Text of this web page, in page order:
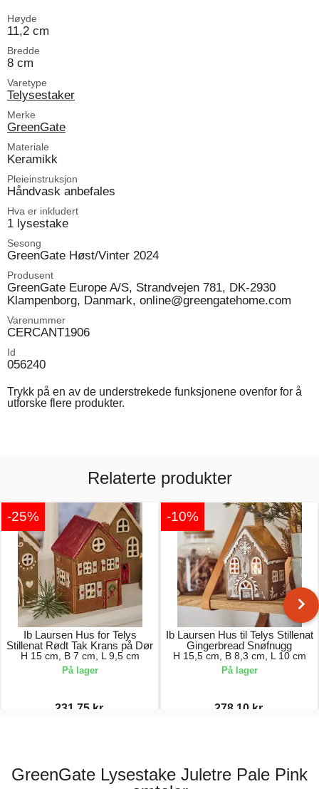
Høyde
11,2 cm
Bredde
8 cm
Varetype
Telysestaker
Merke
GreenGate
Materiale
Keramikk
Pleieinstruksjon
Håndvask anbefales
Hva er inkludert
1 lysestake
Sesong
GreenGate Høst/Vinter 2024
Produsent
GreenGate Europe A/S, Strandvejen 781, DK-2930
Klampenborg, Danmark, online@greengatehome.com
Varenummer
CERCANT1906
Id
056240
Trykk på en av de understrekede funksjonene ovenfor for å
utforske flere produkter.
Relaterte produkter
-25%
Ib Laursen Hus for Telys
Stillenat Rødt Tak Krans på Dør
H 15 cm, B 7 cm, L 9,5 cm
På lager
231,75 kr.
-10%
Ib Laursen Hus til Telys Stillenat
Gingerbread Snøfnugg
H 15,5 cm, B 8,3 cm, L 10 cm
På lager
278,10 kr.
GreenGate Lysestake Juletre Pale Pink